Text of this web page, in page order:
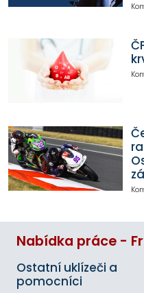
Nabídka práce -
Ostatní uklízeči a
pomocníci